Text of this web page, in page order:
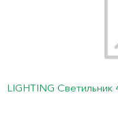
LIGHTING